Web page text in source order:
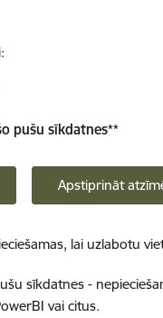
pušu sīkdatnes**
Apstiprināt
lai uzlabotu
sīkdatnes -
vai citus.